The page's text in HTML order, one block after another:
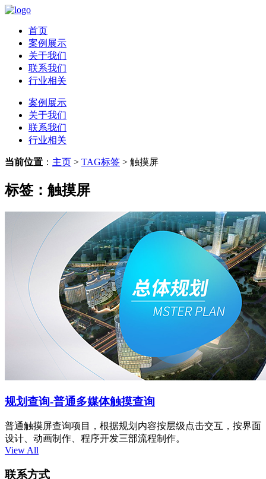
首页
案例展示
关于我们
联系我们
行业相关
案例展示
关于我们
联系我们
行业相关
当前位置 ： 主页 > TAG标签 > 触摸屏
标签：触摸屏
规划查询-普通多媒体触摸查询
普通触摸屏查询项目，根据规划内容按层级点击交互，按界面
设计、动画制作、程序开发三部流程制作。
View All
联系方式